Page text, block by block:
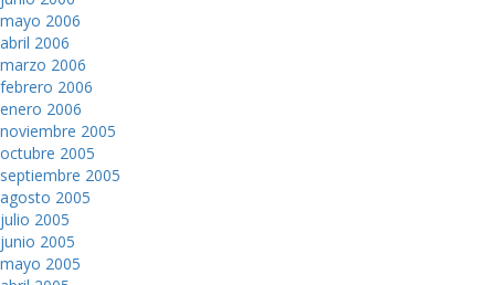
mayo 2006
abril 2006
marzo 2006
febrero 2006
enero 2006
noviembre 2005
octubre 2005
septiembre 2005
agosto 2005
julio 2005
junio 2005
mayo 2005